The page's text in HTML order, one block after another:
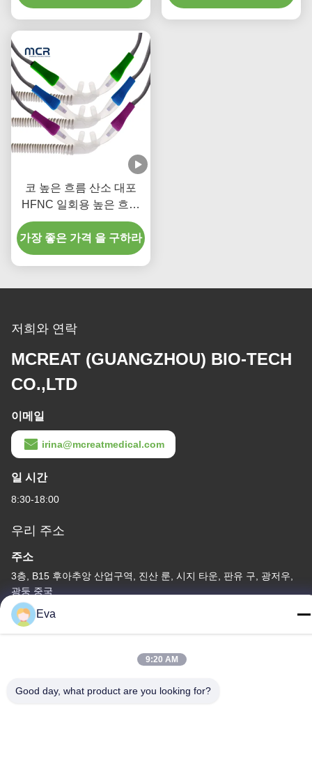
코 높은 흐름 산소 대포
HFNC 일회용 높은 흐름
코 대포
가장 좋은 가격 을 구하라
저희와 연락
MCREAT (GUANGZHOU) BIO-TECH
CO.,LTD
이메일
irina@mcreatmedical.com
일 시간
8:30-18:00
우리 주소
주소
3층, B15 후아추앙 산업구역, 진산 룬, 시지 타운, 판유 구, 광저우,
광둥 중국
전화
86-020-3156-0583
Eva
9:20 AM
Good day, what product are you looking for?